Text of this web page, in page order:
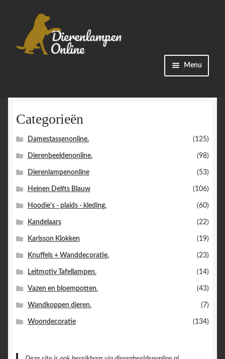
navigatie
inhoud
Menu
Categorieën
Bestellingen
Accountgegevens
Categorieën
Damestassenonline. (125)
Dierenbeeldenonline. (98)
Dierenlampenonline (53)
Heinen Delfts Blauw (106)
Hoodie's - plaids - kleding. (60)
Kandelaars (22)
Karlsson Klokken (19)
Knuffels + Wanddecoratie. (23)
Leitmotiv Tafellampen. (14)
Vazen en bloempotten. (43)
Wandkoppen dieren. (7)
Woondecoratie (134)